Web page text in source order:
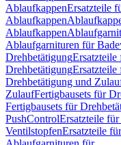
AblaufkappenErsatzteile
Ablaufkappen
Ablaufkappen
Ablaufgarnituren für
Drehbetätigung
DrehbetätigungErsatzteile
Drehbetätigung und
ZulaufFertigbausets für
Fertigbausets für
PushControlErsatzteile
VentilstopfenErsatzteile